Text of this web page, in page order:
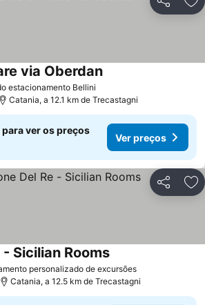
Partilhar
estacionamento Bellini
via OberdanVer preços
Catania, a 12.1 km de Trecastagni
ver os preços
Ver preços
Partilhar
personalizado de excursõesVer preços
Sicilian RoomsVer preços
Catania, a 12.5 km de Trecastagni